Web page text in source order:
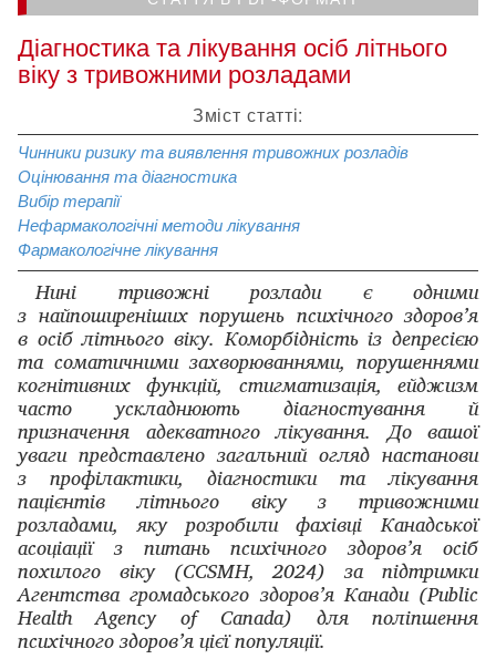
Діагностика та лікування осіб літнього
віку з тривожними розладами
Зміст статті:
Чинники ризику та виявлення тривожних розладів
Оцінювання та діагностика
Вибір терапії
Нефармакологічні методи лікування
Фармакологічне лікування
Нині тривожні розлади є одними
з найпоширеніших порушень психічного здоров’я
в осіб літнього віку. Коморбідність із депресією
та соматичними захворюваннями, порушеннями
когнітивних функцій, стигматизація, ей­джизм
часто ускладнюють діагностування й
призначення адекватного лікування. До вашої
уваги представлено загальний огляд настанови
з профілактики, діагностики та лікування
пацієнтів літнього віку з тривожними
розладами, яку розробили фахівці Канадської
асоціації з питань психічного здоров’я осіб
похилого віку (CCSMH, 2024) за підтримки
Агентства громадського здоров’я Канади (Public
Health Agency of Canada) для поліпшення
психічного здоров’я цієї популяції.